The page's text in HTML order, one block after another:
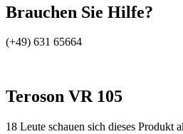
Brauchen Sie Hilfe?
(+49) 631 65664
Teroson VR 105
18 Leute schauen sich dieses Produkt